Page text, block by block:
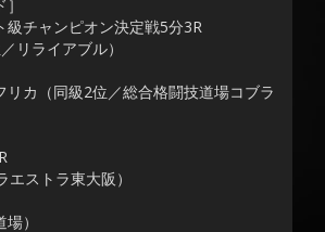
チャンピオン決定戦5分3R
リライアブル）
カ（同級2位／総合格闘技道場コブラ
エストラ東大阪）
）